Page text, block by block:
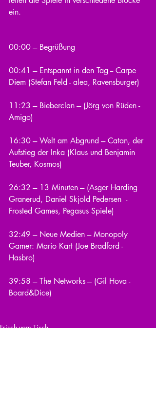
ein.
00:00 --- Begrüßung
00:41 --- Entspannt in den Tag -- Carpe
Diem (Stefan Feld - alea, Ravensburger)
11:23 --- Bieberclan --- (Jörg von Rüden -
Amigo)
16:30 --- Welt am Abgrund --- Catan, der
Aufstieg der Inka (Klaus und Benjamin
Teuber, Kosmos)
26:32 --- 13 Minuten --- (Asger Harding
Granerud, Daniel Skjold Pedersen  -
Frosted Games, Pegasus Spiele)
32:49 --- Neue Medien --- Monopoly
Gamer: Mario Kart (Joe Bradford -
Hasbro)
39:58 --- The Networks --- (Gil Hova -
Board&Dice)
Frisch vom Tisch